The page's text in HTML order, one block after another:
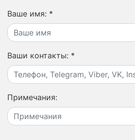
Ваше имя: *
Ваши контакты: *
Примечания: